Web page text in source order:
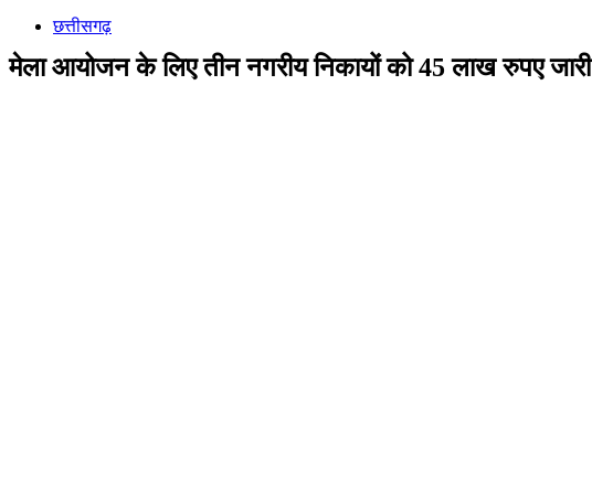
छत्तीसगढ़
मेला आयोजन के लिए तीन नगरीय निकायों को 45 लाख रुपए जारी